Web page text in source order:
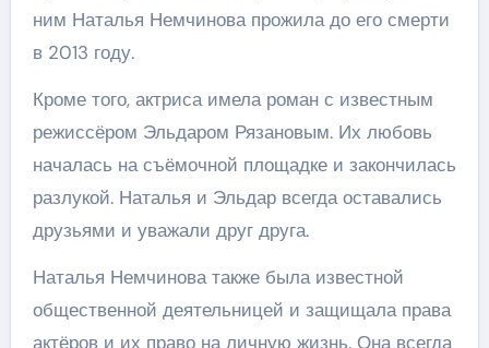
ним Наталья Немчинова прожила до его смерти
в 2013 году.
Кроме того, актриса имела роман с известным
режиссёром Эльдаром Рязановым. Их любовь
началась на съёмочной площадке и закончилась
разлукой. Наталья и Эльдар всегда оставались
друзьями и уважали друг друга.
Наталья Немчинова также была известной
общественной деятельницей и защищала права
актёров и их право на личную жизнь. Она всегда